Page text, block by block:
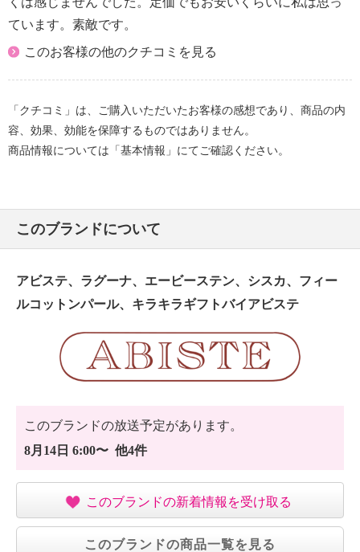
ています。素敵です。
このお客様の他のクチコミを見る
「クチコミ」は、ご購入いただいたお客様の感想であり、商品の内
容、効果、効能を保障するものではありません。
商品情報については「基本情報」にてご確認ください。
このブランドについて
アビステ、ラグーナ、エービーステン、シスカ、フィー
ルコットンパール、キラキラギフトバイアビステ
このブランドの放送予定があります。
8月14日 6:00〜 他4件
このブランドの新着情報を受け取る
このブランドの商品一覧を見る